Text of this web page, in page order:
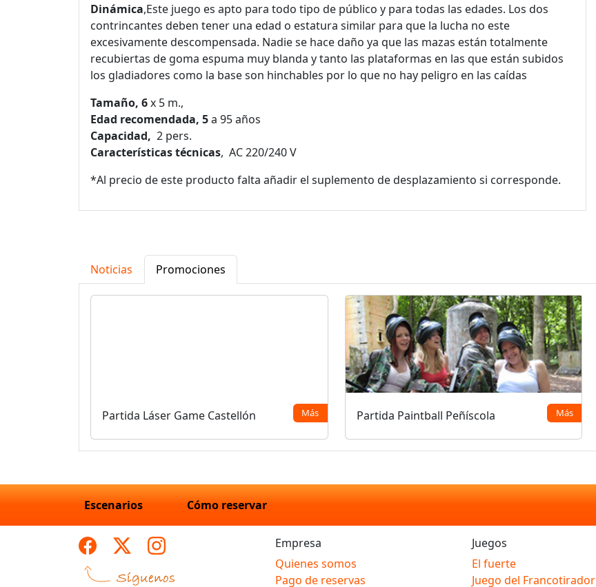
Dinámica,Este juego es apto para todo tipo de público y para todas las edades. Los dos
contrincantes deben tener una edad o estatura similar para que la lucha no este
excesivamente descompensada. Nadie se hace daño ya que las mazas están totalmente
recubiertas de goma espuma muy blanda y tanto las plataformas en las que están subidos
los gladiadores como la base son hinchables por lo que no hay peligro en las caídas
Tamaño, 6x 5 m.,
Edad recomendada, 5a 95 años
Capacidad, 2 pers.
Características técnicas, AC 220/240 V
*Al precio de este producto falta añadir el suplemento de desplazamiento si corresponde.
Noticias Promociones
Partida Láser Game Castellón Más Partida Paintball Peñíscola Más
Escenarios Cómo reservar
Empresa
Quienes somos
Pago de reservas
Juegos
El fuerte
Juego del Francotirador